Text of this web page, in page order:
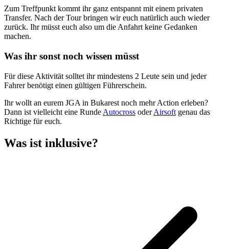
Zum Treffpunkt kommt ihr ganz entspannt mit einem privaten
Transfer. Nach der Tour bringen wir euch natürlich auch wieder
zurück. Ihr müsst euch also um die Anfahrt keine Gedanken
machen.
Was ihr sonst noch wissen müsst
Für diese Aktivität solltet ihr mindestens 2 Leute sein und jeder
Fahrer benötigt einen gültigen Führerschein.
Ihr wollt an eurem JGA in Bukarest noch mehr Action erleben?
Dann ist vielleicht eine Runde Autocross oderAirsoft genau das
Richtige für euch.
Was ist inklusive?